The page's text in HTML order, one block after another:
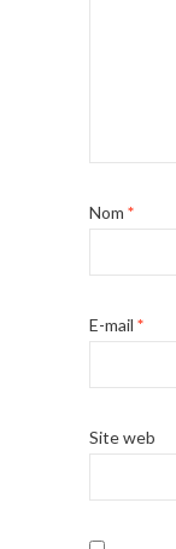
Nom *
E-mail *
Site web